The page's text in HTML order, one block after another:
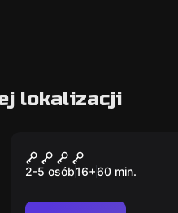
lokalizacji
American School
2-5 osób16+60 min.